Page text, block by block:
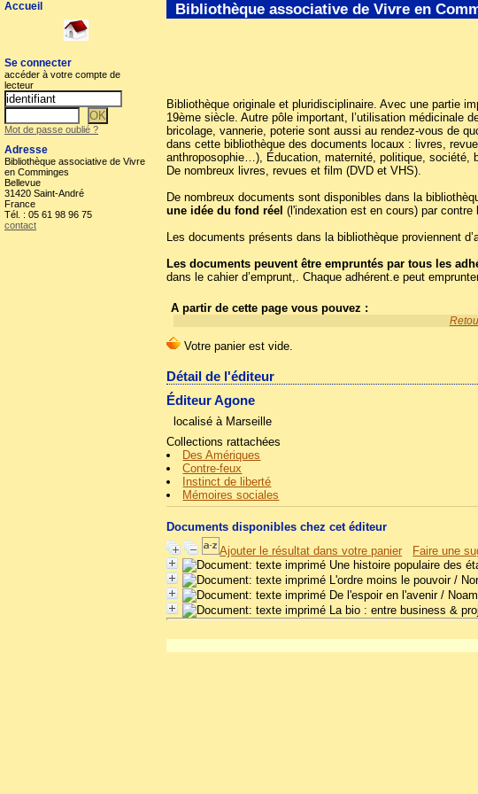
Bibliothèque originale et pluridisciplinaire. Avec une partie
19ème siècle. Autre pôle important, l’utilisation médicinale
bricolage, vannerie, poterie sont aussi au rendez-vous de
dans cette bibliothèque des documents locaux : livres,
anthroposophie…), Éducation, maternité, politique, société,
De nombreux livres, revues et film (DVD et VHS).
De nombreux documents sont disponibles dans la
une idée du fond réel (l'indexation est en cours) par
Les documents présents dans la bibliothèque proviennent
Les documents peuvent être empruntés par tous les
dans le cahier d’emprunt,. Chaque adhérent.e peut
A partir de cette page vous pouvez :
Détail de l'éditeur
Éditeur Agone
localisé à Marseille
Collections rattachées
Des Amériques
Contre-feux
Instinct de liberté
Mémoires sociales
Documents disponibles chez cet éditeur
Ajouter le résultat dans votre panier
Faire une
Une histoire populaire des
L'ordre moins le pouvoir/
De l'espoir en l'avenir/
La bio : entre business &
Bibliothèque associative de Vivre en
Accueil
Se connecter
accéder à votre compte de
lecteur
Mot de passe oublié ?
Adresse
Bibliothèque associative de Vivre
en Comminges
Bellevue
31420 Saint-André
France
Tél. : 05 61 98 96 75
contact